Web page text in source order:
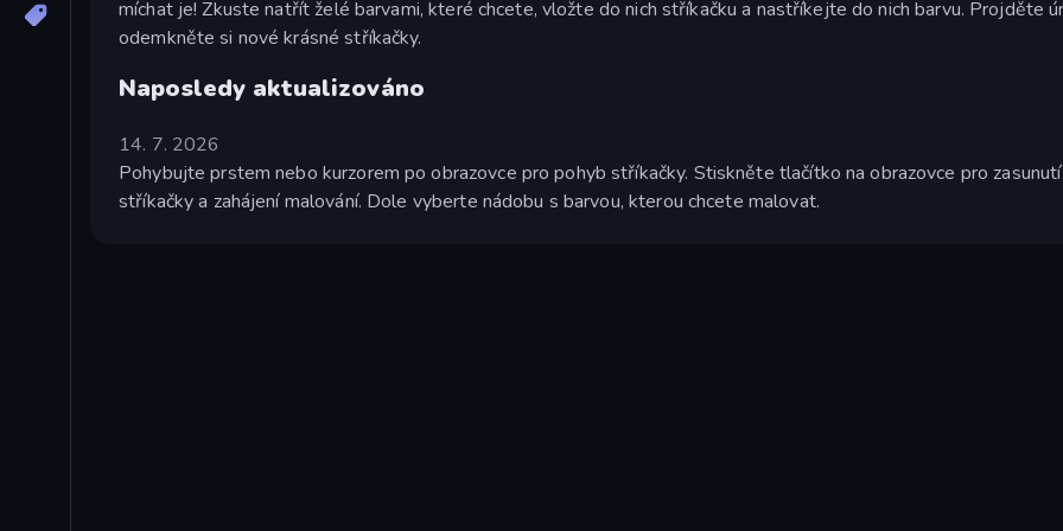
míchat je! Zkuste natřít želé barvami, které chcete, vložte do nich stříkačku a nastříkejte do nich barvu. Projděte
odemkněte si nové krásné stříkačky.
Naposledy aktualizováno
14. 7. 2026
Pohybujte prstem nebo kurzorem po obrazovce pro pohyb stříkačky. Stiskněte tlačítko na obrazovce pro zasunutí
stříkačky a zahájení malování. Dole vyberte nádobu s barvou, kterou chcete malovat.